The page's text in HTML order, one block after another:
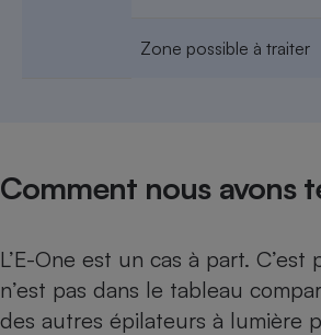
Zone possible à traiter
Comment nous avons
L’E-One est un cas à part. C’est
n’est pas dans le tableau
des autres épilateurs à lumière